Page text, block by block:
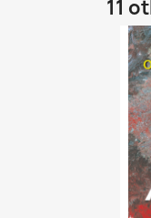
11